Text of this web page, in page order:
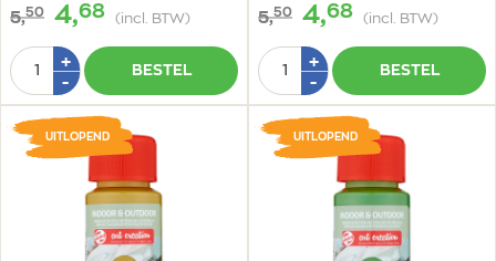
5,50 4,68 (incl. BTW)
Aantal
+Plus
-Min
1
BESTEL
5,50 4,68 (incl. BTW)
Aantal
+Plus
-Min
1
BESTEL
UITLOPEND UITLOPEND